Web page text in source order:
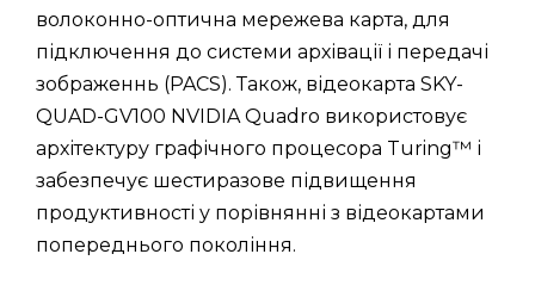
волоконно-оптична мережева карта, для
підключення до системи архівації і передачі
зображеннь (PACS). Також, відеокарта SKY-
QUAD-GV100 NVIDIA Quadro використовує
архітектуру графічного процесора Turing™ і
забезпечує шестиразове підвищення
продуктивності у порівнянні з відеокартами
попереднього покоління.